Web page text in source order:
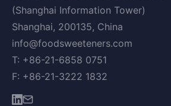
(Shanghai Information Tower)
Shanghai, 200135, China
info@foodsweeteners.com
T: +86-21-6858 0751
F: +86-21-3222 1832